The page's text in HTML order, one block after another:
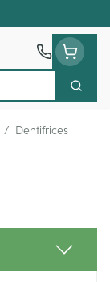
/ Dentifrices